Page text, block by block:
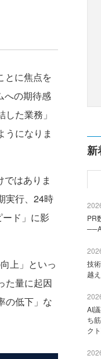
とに焦点を
への期待感
た業務」
うになりま
はありま
実行、24時
ド」に影
上」といっ
た量に起因
の低下」な
新
PR
技
越
AI
ち
ク